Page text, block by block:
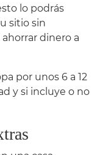
lo podrás
sitio sin
dinero a
por unos 6 a 12
y si incluye o no